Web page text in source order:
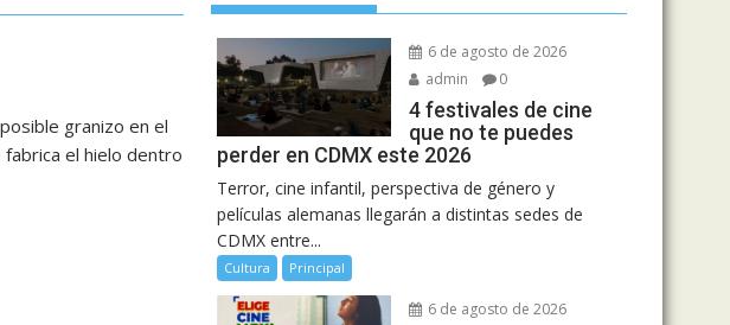
granizo en el
fabrica el hielo dentro
6 de agosto de 2026
admin
0
4 festivales de cine
que no te puedes
perder en CDMX este 2026
Terror, cine infantil, perspectiva de género y
películas alemanas llegarán a distintas sedes de
CDMX entre...
Cultura Principal
6 de agosto de 2026